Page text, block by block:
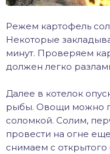
Режем картофель
Некоторые
минут. Проверяем
должен легко
Далее в котелок
рыбы. Овощи можно
соломкой. Солим,
провести на огне
снимаем с открытого